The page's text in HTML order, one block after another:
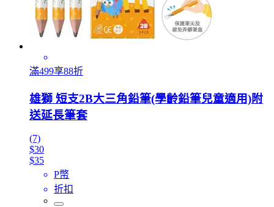
滿499享88折
雄獅 短支2B大三角鉛筆(學齡鉛筆兒童適用)附
送延長筆套
(7)
$30
$35
P幣
折扣